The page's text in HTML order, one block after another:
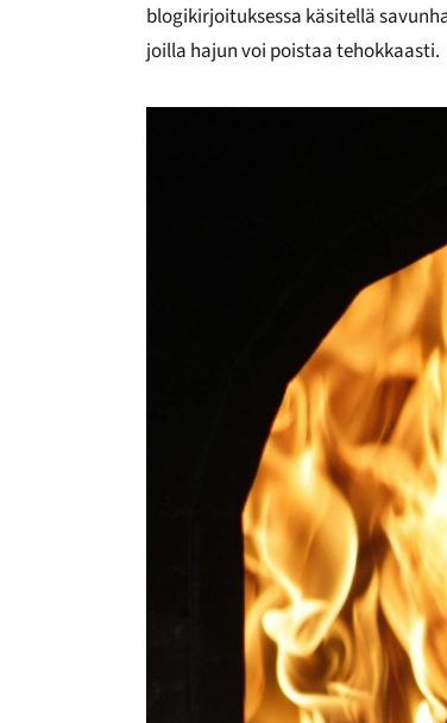
blogikirjoituksessa käsitellä
joilla hajun voi poistaa tehokkaasti.